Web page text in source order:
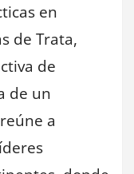
en
de Trata,
de
de un
a